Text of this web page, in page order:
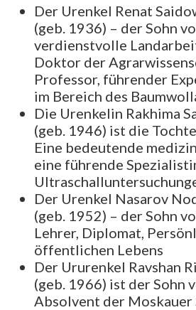
Der Urenkel Renat
(geb. 1936) – der Sohn
verdienstvolle
Doktor der
Professor, führender
im Bereich des
Die Urenkelin Rakhima
(geb. 1946) ist die
Eine bedeutende
eine führende
Der Urenkel Nasarov
(geb. 1952) – der Sohn
Lehrer, Diplomat,
öffentlichen Lebens
Der Ururenkel Ravshan
(geb. 1966) ist der Sohn
Absolvent der Moskauer